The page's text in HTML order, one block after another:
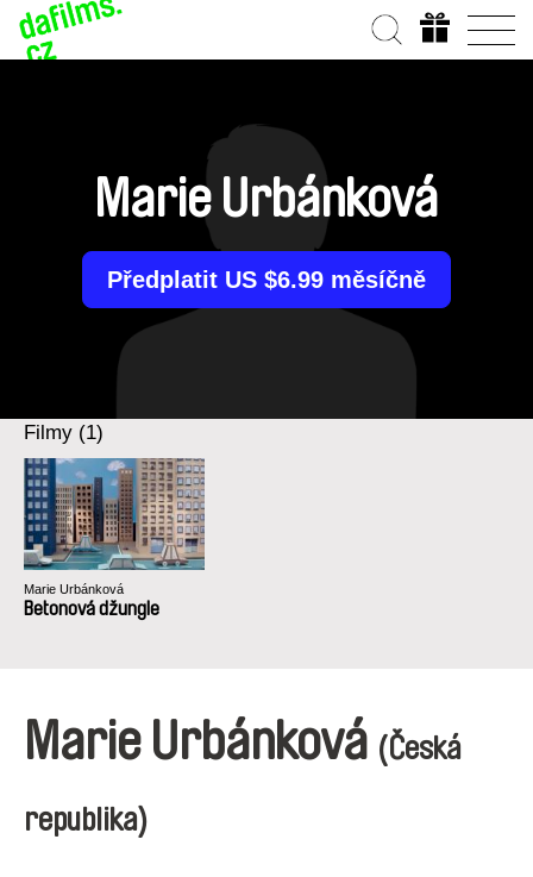
Marie Urbánková
Předplatit US $6.99 měsíčně
Filmy (1)
Marie Urbánková
Betonová džungle
Marie Urbánková (Česká
republika)